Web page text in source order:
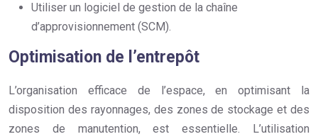
Utiliser un logiciel de gestion de la chaîne
d’approvisionnement (SCM).
Optimisation de l’entrepôt
L’organisation efficace de l’espace, en optimisant la
disposition des rayonnages, des zones de stockage et des
zones de manutention, est essentielle. L’utilisation